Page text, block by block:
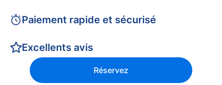
Paiement rapide et sécurisé
Excellents avis
Réservez